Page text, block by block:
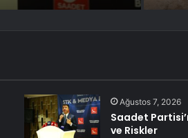
Ağustos 7, 2026
Saadet
ve Riskler